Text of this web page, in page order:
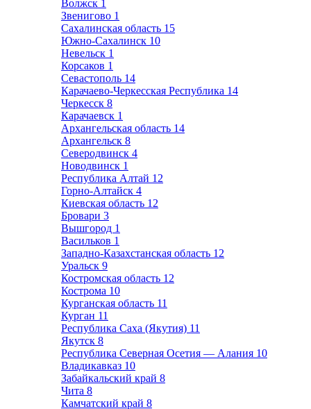
Волжск 1
Звенигово 1
Сахалинская область 15
Южно-Сахалинск 10
Невельск 1
Корсаков 1
Севастополь 14
Карачаево-Черкесская Республика 14
Черкесск 8
Карачаевск 1
Архангельская область 14
Архангельск 8
Северодвинск 4
Новодвинск 1
Республика Алтай 12
Горно-Алтайск 4
Киевская область 12
Бровари 3
Вышгород 1
Васильков 1
Западно-Казахстанская область 12
Уральск 9
Костромская область 12
Кострома 10
Курганская область 11
Курган 11
Республика Саха (Якутия) 11
Якутск 8
Республика Северная Осетия — Алания 10
Владикавказ 10
Забайкальский край 8
Чита 8
Камчатский край 8